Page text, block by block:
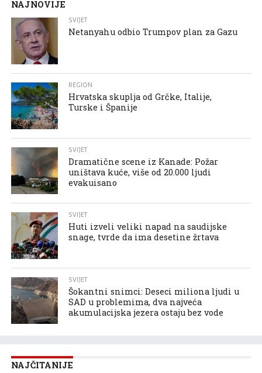
NAJNOVIJE
SVIJET
Netanyahu odbio Trumpov plan za Gazu
REGION
Hrvatska skuplja od Grčke, Italije,
Turske i Španije
SVIJET
Dramatične scene iz Kanade: Požar
uništava kuće, više od 20.000 ljudi
evakuisano
SVIJET
Huti izveli veliki napad na saudijske
snage, tvrde da ima desetine žrtava
SVIJET
Šokantni snimci: Deseci miliona ljudi u
SAD u problemima, dva najveća
akumulacijska jezera ostaju bez vode
NAJČITANIJE